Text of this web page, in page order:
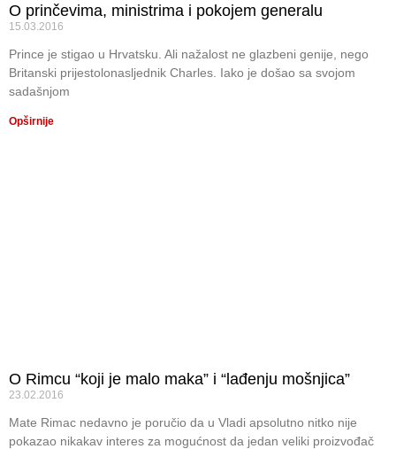
O prinčevima, ministrima i pokojem generalu
15.03.2016
Prince je stigao u Hrvatsku. Ali nažalost ne glazbeni genije, nego
Britanski prijestolonasljednik Charles. Iako je došao sa svojom
sadašnjom
Opširnije
O Rimcu “koji je malo maka” i “lađenju mošnjica”
23.02.2016
Mate Rimac nedavno je poručio da u Vladi apsolutno nitko nije
pokazao nikakav interes za mogućnost da jedan veliki proizvođač